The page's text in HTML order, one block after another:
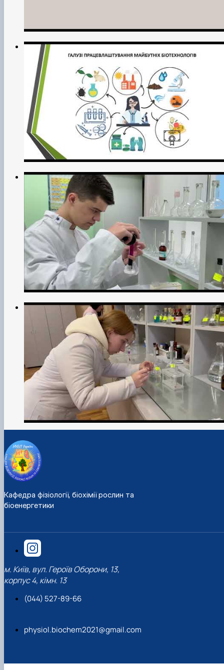
Кафедра фізіології, біохімії рослин та
біоенергетики
м. Київ, вул. Героїв Оборони, 13,
корпус 4, кімн. 13
(044) 527-89-66
physiol.biochem2021@gmail.com